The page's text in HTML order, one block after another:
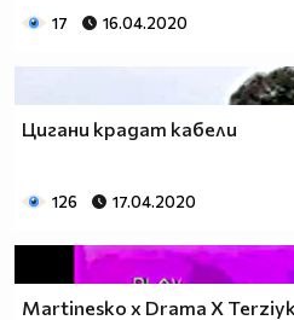
17 16.04.2020
Цигани крадат кабели
126 17.04.2020
Martinesko x Drama X